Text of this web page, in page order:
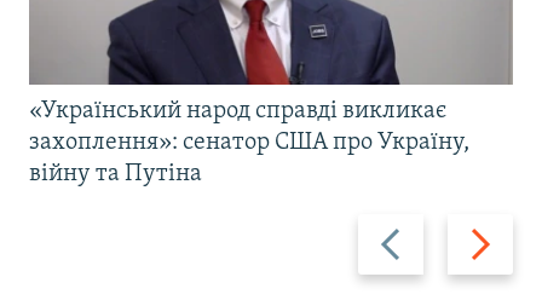
Назад Вперед
«Український народ справді викликає
захоплення»: сенатор США про Україну,
війну та Путіна